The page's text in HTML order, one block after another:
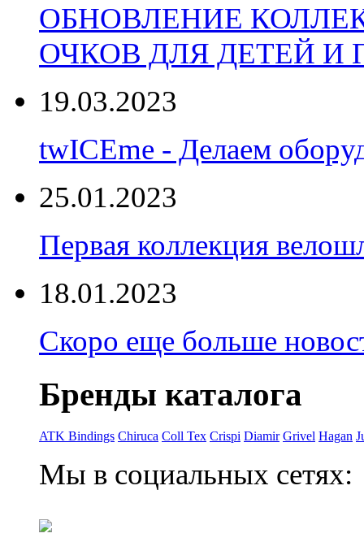
ОБНОВЛЕНИЕ
ОЧКОВ ДЛЯ ДЕТЕЙ И
19.03.2023
twICEme - Делаем
25.01.2023
Первая коллекция
18.01.2023
Скоро еще больше
Бренды каталога
ATK Bindings Chiruca Coll Tex Crispi Diamir Grivel Hagan
Мы в социальных сетях: